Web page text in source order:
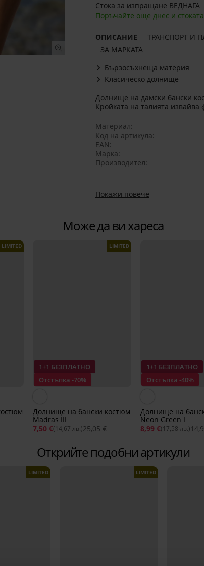
Стока за изпращане ВЕДНАГА
Поръчайте още днес и
ОПИСАНИЕ ТРАНСПОРТ И
ЗА МАРКАТА
Бързосъхнеща материя
Класическо долнище
Долнище на дамски бански
Кройката на талията извайва
Материал
Код на артикула
EAN
Марка
Производител
Покажи повече
Може да ви хареса
LIMITED
1+1 БЕЗПЛАТНО
Отстъпка -70%
LIMITED
Долнище на бански костюм
Madras III
7,50 €(14,67 лв.)25,05 €
1+1 БЕЗПЛАТНО
Отстъпка -40%
Долнище на
Neon Green I
8,99 €(17,58 лв.)
Открийте подобни артикули
LIMITED LIMITED